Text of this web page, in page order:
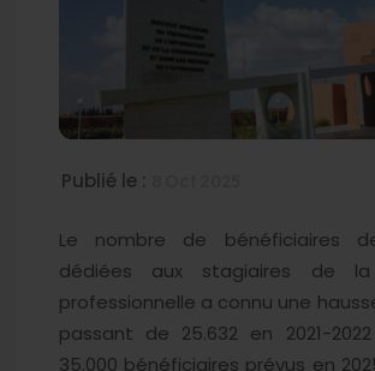
Publié le :
Le nombre de bénéficiaires
dédiées aux stagiaires de la
professionnelle a connu une
passant de 25.632 en 2021-
35.000 bénéficiaires prévus en